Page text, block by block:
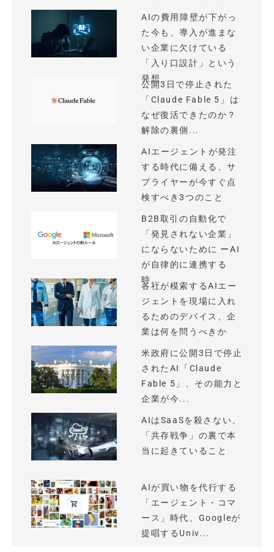
AIの費用障壁が下がっ
た今も、導入が進まな
い企業に欠けている
「入り口設計」という
発想
公開3日で停止された
「Claude Fable 5」は
なぜ復活できたのか？
解除の裏側...
AIエージェントが発注
する時代に備える、サ
プライヤーが今すぐ点
検すべき3つのこと
B2B取引の自動化で
「発見されない企業」
にならないために ーAI
が自律的に連携する
時...
各社が模索するAIエー
ジェントを現場に入れ
るためのデバイス、企
業は何を問うべきか
米政府に公開3日で停止
されたAI「Claude
Fable 5」、その能力と
企業が今...
AIはSaaSを殺さない、
「共存戦争」の裏で本
当に起きていること
AIが買い物を代行する
「エージェント・コマ
ース」時代、Googleが
提唱するUniv...